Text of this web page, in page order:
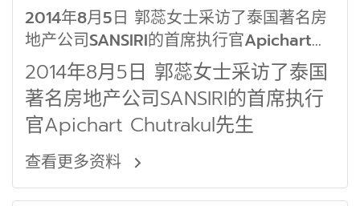
2014年8月5日 郭蕊女士采访了泰国著名房
地产公司SANSIRI的首席执行官Apichart
Chutrakul先生
2014年8月5日 郭蕊女士采访了泰国
著名房地产公司SANSIRI的首席执行
官Apichart Chutrakul先生
查看更多资料